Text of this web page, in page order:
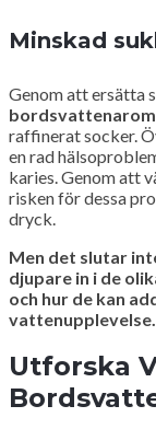
Minskad
Genom att ersätta
raffinerat socker.
en rad
karies. Genom att
risken för dessa
dryck.
Men det slutar
djupare in i de
och hur de kan
vattenupplevelse.
Utforska